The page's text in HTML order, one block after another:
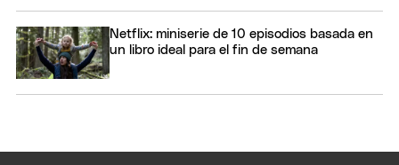
Netflix: miniserie de 10 episodios basada en
un libro ideal para el fin de semana